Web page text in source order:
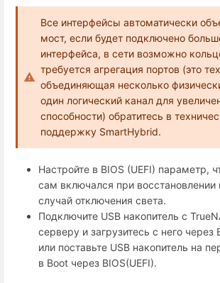
Все интерфейсы автоматически
мост, если будет подключено
интерфейса, в сети возможно
требуется агрегация портов (это
объединяющая несколько
один логический канал для
способности) обратитесь в
поддержку SmartHybrid.
Настройте в BIOS (UEFI) параметр,
сам включался при восстановлении
случай отключения света.
Подключите USB накопитель с
серверу и загрузитесь с него через
или поставьте USB накопитель на
в Boot через BIOS(UEFI).